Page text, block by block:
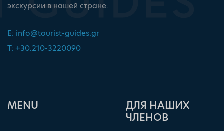
экскурсии в нашей стране.
E: info@tourist-guides.gr
T: +30.210-3220090
ΜΕΝU
ДЛЯ НАШИХ
ЧЛЕНОВ